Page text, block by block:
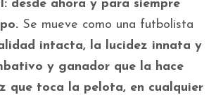
desde ahora y para siempre
Se mueve como una futbolista
intacta, la lucidez innata y
y ganador que la hace
que toca la pelota, en cualquier